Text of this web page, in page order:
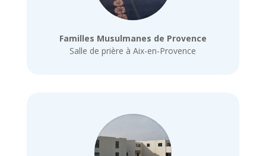
Familles Musulmanes de Provence
Salle de prière à Aix-en-Provence